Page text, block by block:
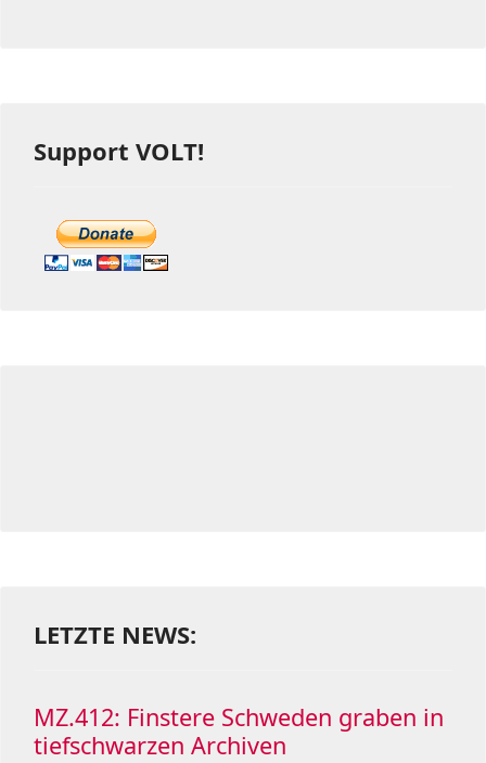
Support VOLT!
LETZTE NEWS:
MZ.412: Finstere Schweden graben in
tiefschwarzen Archiven